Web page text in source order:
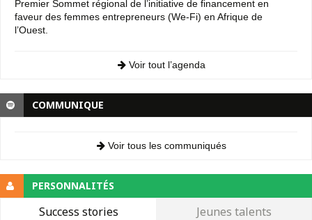
Premier Sommet régional de l’initiative de financement en
faveur des femmes entrepreneurs (We-Fi) en Afrique de
l’Ouest.
Voir tout l’agenda
COMMUNIQUE
Voir tous les communiqués
PERSONNALITÉS
Success stories Jeunes talents